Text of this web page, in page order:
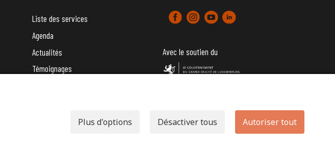
Liste des services
Agenda
Actualités
Témoignages
Avec le soutien du
Plus d'options Désactiver tous Autoriser tout